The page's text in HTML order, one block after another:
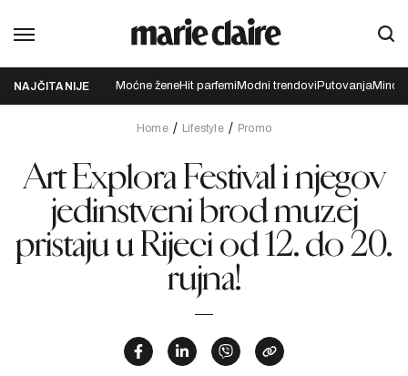
NAJČITANIJE Moćne ženeHit parfemi Modni trendovi Putovanja
Home Lifestyle Promo
Art Explora Festival i njegov
jedinstveni brod muzej
pristaju u Rijeci od 12. do 20.
rujna!